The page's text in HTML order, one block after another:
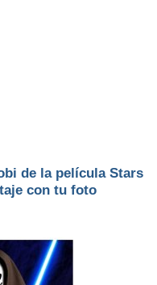
de la película Stars
con tu foto